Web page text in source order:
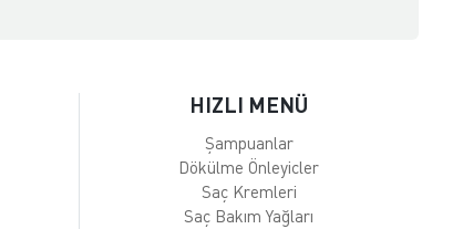
HIZLI MENÜ
Şampuanlar
Dökülme Önleyicler
Saç Kremleri
Saç Bakım Yağları